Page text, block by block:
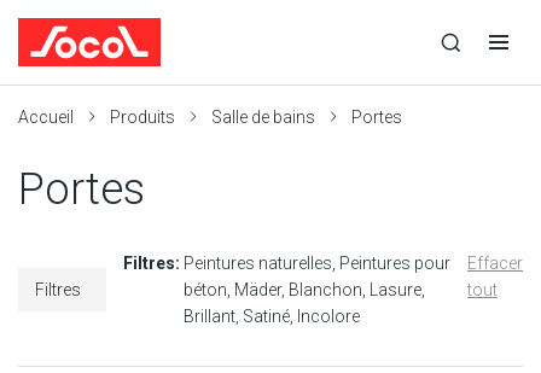
recherche
recherche
navigation
Accueil Produits Salle de bains Portes
Portes
Filtres
Filtres: Peintures naturelles Peintures pour
béton Mäder Blanchon
Lasure
Brillant Satiné Incolore
Effacer
tout